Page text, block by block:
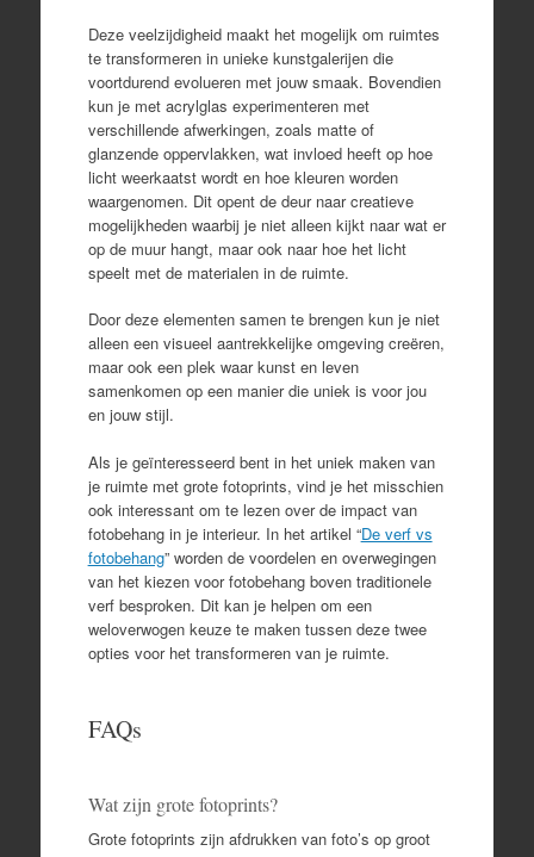
Deze veelzijdigheid maakt het mogelijk om ruimtes
te transformeren in unieke kunstgalerijen die
voortdurend evolueren met jouw smaak. Bovendien
kun je met acrylglas experimenteren met
verschillende afwerkingen, zoals matte of
glanzende oppervlakken, wat invloed heeft op hoe
licht weerkaatst wordt en hoe kleuren worden
waargenomen. Dit opent de deur naar creatieve
mogelijkheden waarbij je niet alleen kijkt naar wat er
op de muur hangt, maar ook naar hoe het licht
speelt met de materialen in de ruimte.
Door deze elementen samen te brengen kun je niet
alleen een visueel aantrekkelijke omgeving creëren,
maar ook een plek waar kunst en leven
samenkomen op een manier die uniek is voor jou
en jouw stijl.
Als je geïnteresseerd bent in het uniek maken van
je ruimte met grote fotoprints, vind je het misschien
ook interessant om te lezen over de impact van
fotobehang in je interieur. In het artikel “De verf vs
fotobehang” worden de voordelen en overwegingen
van het kiezen voor fotobehang boven traditionele
verf besproken. Dit kan je helpen om een
weloverwogen keuze te maken tussen deze twee
opties voor het transformeren van je ruimte.
FAQs
Wat zijn grote fotoprints?
Grote fotoprints zijn afdrukken van foto’s op groot